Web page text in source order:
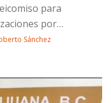
para
por
del personal
Sánchez